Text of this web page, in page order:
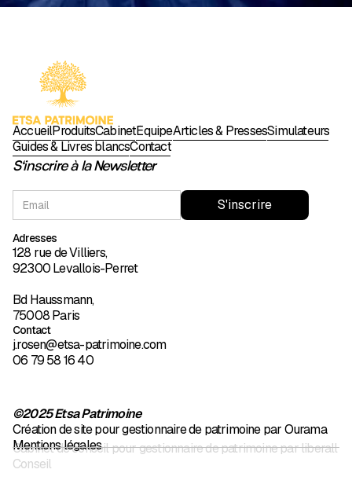
AccueilProduitsCabinetÉquipeArticles & PressesSimulateurs
Guides & Livres blancsContact
S'inscrire à la Newsletter
Adresses
128 rue de Villiers,
92300 Levallois-Perret
Bd Haussmann,
75008 Paris
Contact
j.rosen@etsa-patrimoine.com
06 79 58 16 40
©2025 Etsa Patrimoine
Création de site pour gestionnaire de patrimoine par Ourama
Mentions légales
Cabinet de conseil pour gestionnaire de patrimoine par liberall
Conseil